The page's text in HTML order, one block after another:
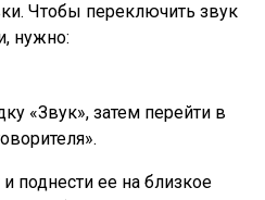
Чтобы переключить звук
нужно:
«Звук», затем перейти в
поднести ее на близкое